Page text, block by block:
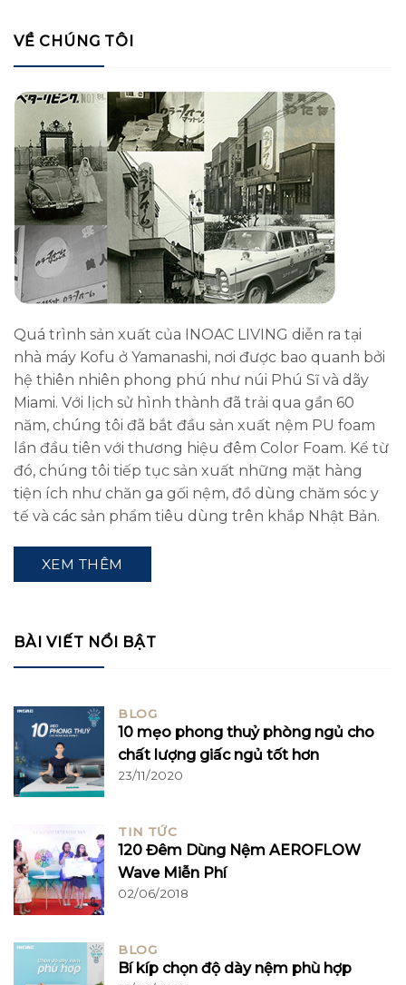
VỀ CHÚNG TÔI
Quá trình sản xuất của INOAC LIVING diễn ra tại
nhà máy Kofu ở Yamanashi, nơi được bao quanh bởi
hệ thiên nhiên phong phú như núi Phú Sĩ và dãy
Miami. Với lịch sử hình thành đã trải qua gần 60
năm, chúng tôi đã bắt đầu sản xuất nệm PU foam
lần đầu tiên với thương hiệu đêm Color Foam. Kể từ
đó, chúng tôi tiếp tục sản xuất những mặt hàng
tiện ích như chăn ga gối nệm, đồ dùng chăm sóc y
tế và các sản phẩm tiêu dùng trên khắp Nhật Bản.
XEM THÊM
BÀI VIẾT NỔI BẬT
BLOG
10 mẹo phong thuỷ phòng ngủ cho
chất lượng giấc ngủ tốt hơn
23/11/2020
TIN TỨC
120 Đêm Dùng Nệm AEROFLOW
Wave Miễn Phí
02/06/2018
BLOG
Bí kíp chọn độ dày nệm phù hợp